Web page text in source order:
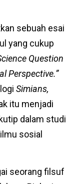
sebuah esai
yang cukup
Question
Perspective.”
Simians,
itu menjadi
dalam studi
sosial
seorang filsuf